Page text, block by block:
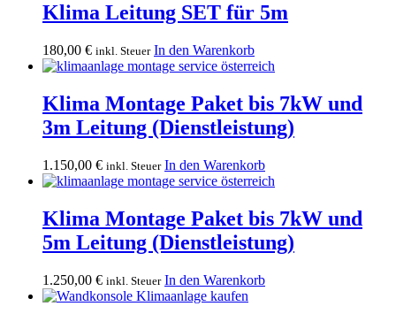
Klima Leitung SET für 5m
180,00 € inkl. Steuer In den Warenkorb
Klima Montage Paket bis 7kW und
3m Leitung (Dienstleistung)
1.150,00 € inkl. Steuer In den Warenkorb
Klima Montage Paket bis 7kW und
5m Leitung (Dienstleistung)
1.250,00 € inkl. Steuer In den Warenkorb